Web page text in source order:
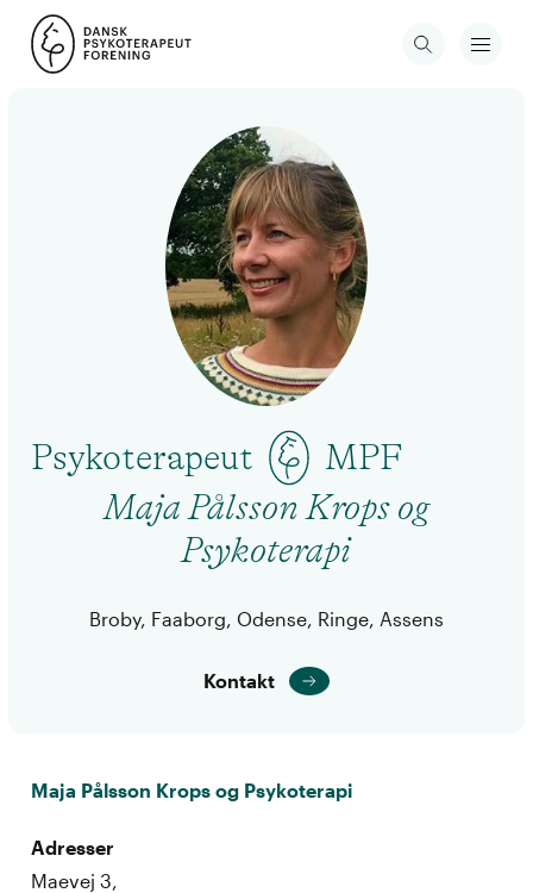
Psykoterapeut
MPF
Maja Pålsson Krops og
Psykoterapi
Broby, Faaborg, Odense, Ringe, Assens
Kontakt
Maja Pålsson Krops og Psykoterapi
Adresser
Maevej 3,